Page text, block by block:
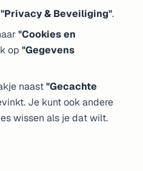
"Privacy & Beveiliging".
"Cookies en
op"Gegevens
naast"Gecachte
Je kunt ook andere
wissen als je dat wilt.